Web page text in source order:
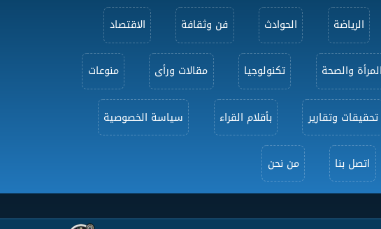
الرياضة الحوادث فن وثقافة الاقتصاد
المرأة والصحة تكنولوجيا مقالات ورأى منوعات
تحقيقات وتقارير بأقلام القراء سياسة الخصوصية
اتصل بنا من نحن